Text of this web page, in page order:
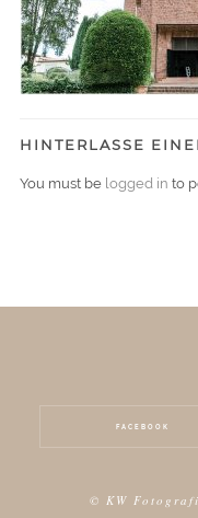
HINTERLASSE
You must be logged in to
FACEBOOK
© KW